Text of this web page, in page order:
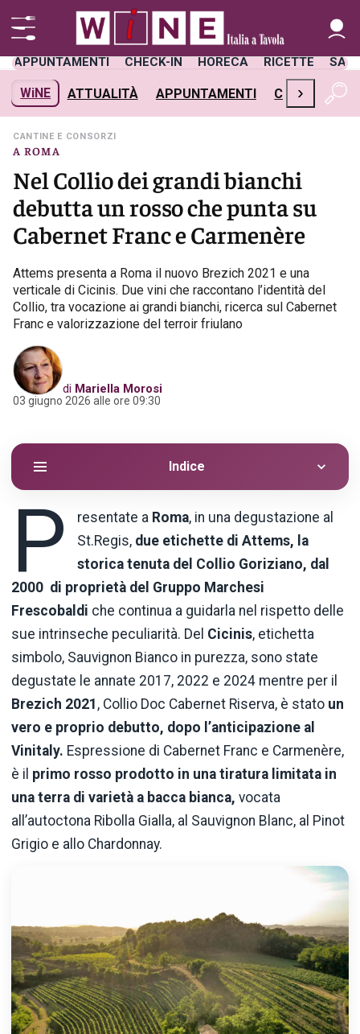
APPUNTAMENTI CHECK-IN HORECA RICETTE
WiNE ATTUALITÀ APPUNTAMENTI CHECK-IN
›
A ROMA
CANTINE E CONSORZI
Nel Collio dei grandi bianchi
debutta un rosso che punta su
Cabernet Franc e Carmenère
Attems presenta a Roma il nuovo Brezich 2021 e una
verticale di Cicinis. Due vini che raccontano l’identità del
Collio, tra vocazione ai grandi bianchi, ricerca sul Cabernet
Franc e valorizzazione del terroir friulano
di Mariella Morosi
03 giugno 2026 alle ore 09:30
Indice
P resentate a Roma, in una degustazione al
St.Regis, due etichette di Attems, la
storica tenuta del Collio Goriziano, dal
2000 di proprietà del Gruppo Marchesi
Frescobaldi che continua a guidarla nel rispetto delle
sue intrinseche peculiarità. Del Cicinis, etichetta
simbolo, Sauvignon Bianco in purezza, sono state
degustate le annate 2017, 2022 e 2024 mentre per il
Brezich 2021 , Collio Doc Cabernet Riserva, è stato un
vero e proprio debutto, dopo l’anticipazione al
Vinitaly. Espressione di Cabernet Franc e Carmenère,
è il primo rosso prodotto in una tiratura limitata in
una terra di varietà a bacca bianca, vocata
all’autoctona Ribolla Gialla, al Sauvignon Blanc, al Pinot
Grigio e allo Chardonnay.